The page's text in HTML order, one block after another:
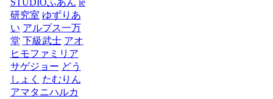
STUDIOふあん ie
研究室 ゆずりあ
い アルプス一万
堂 下級武士 アオ
ヒモファミリア
サゲジョー どう
しょく
たむりん
アマタニハルカ